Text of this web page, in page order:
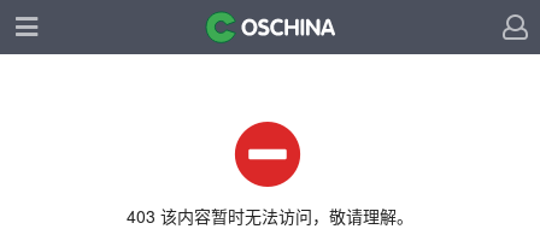
403 该内容暂时无法访问，敬请理解。